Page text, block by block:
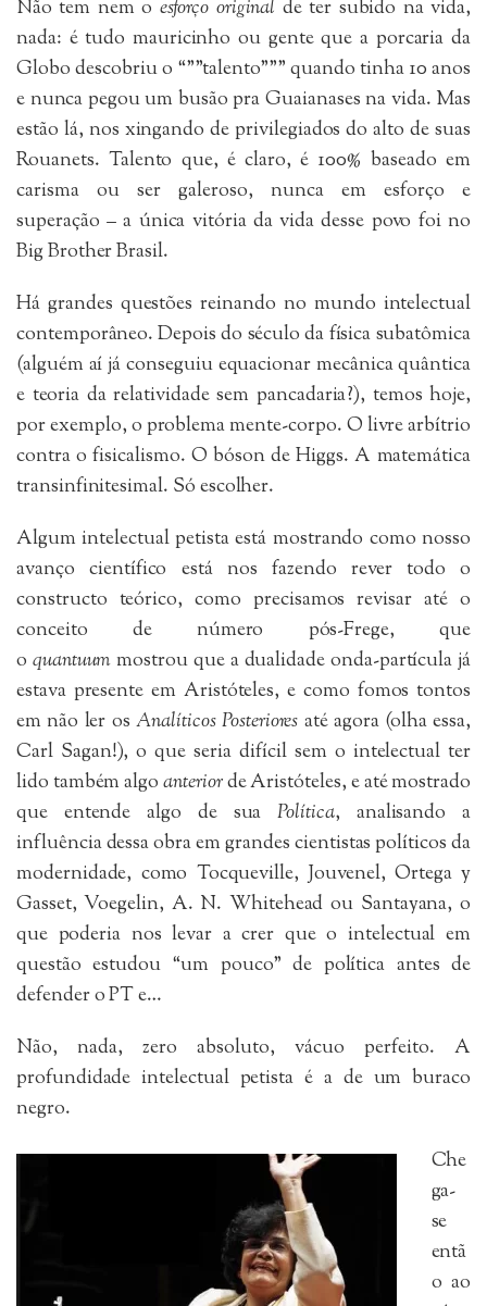
Não tem nem o esforço original de ter subido na vida,
nada: é tudo mauricinho ou gente que a porcaria da
Globo descobriu o “””talento””” quando tinha 10 anos
e nunca pegou um busão pra Guaianases na vida. Mas
estão lá, nos xingando de privilegiados do alto de suas
Rouanets. Talento que, é claro, é 100% baseado em
carisma ou ser galeroso, nunca em esforço e
superação – a única vitória da vida desse povo foi no
Big Brother Brasil.
Há grandes questões reinando no mundo intelectual
contemporâneo. Depois do século da física subatômica
(alguém aí já conseguiu equacionar mecânica quântica
e teoria da relatividade sem pancadaria?), temos hoje,
por exemplo, o problema mente-corpo. O livre arbítrio
contra o fisicalismo. O bóson de Higgs. A matemática
transinfinitesimal. Só escolher.
Algum intelectual petista está mostrando como nosso
avanço científico está nos fazendo rever todo o
constructo teórico, como precisamos revisar até o
conceito de número pós-Frege, que
o quantuummostrou que a dualidade onda-partícula já
estava presente em Aristóteles, e como fomos tontos
em não ler osAnalíticos Posteriores até agora (olha essa,
Carl Sagan!), o que seria difícil sem o intelectual ter
lido também algoanteriorde Aristóteles, e até mostrado
que entende algo de suaPolítica, analisando a
influência dessa obra em grandes cientistas políticos da
modernidade, como Tocqueville, Jouvenel, Ortega y
Gasset, Voegelin, A. N. Whitehead ou Santayana, o
que poderia nos levar a crer que o intelectual em
questão estudou “um pouco” de política antes de
defender o PT e…
Não, nada, zero absoluto, vácuo perfeito. A
profundidade intelectual petista é a de um buraco
negro.
Che
ga-
se
entã
o ao